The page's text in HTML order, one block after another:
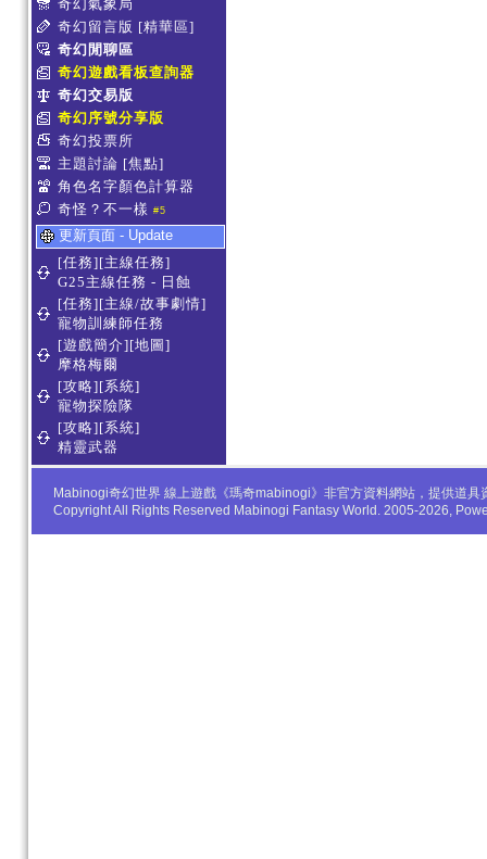
奇幻氣象局
奇幻留言版 [精華區]
奇幻閒聊區
奇幻遊戲看板查詢器
奇幻交易版
奇幻序號分享版
奇幻投票所
主題討論 [焦點]
角色名字顏色計算器
奇怪？不一樣 #5
更新頁面 - Update
[任務][主線任務]
G25主線任務 - 日蝕
[任務][主線/故事劇情]
寵物訓練師任務
[遊戲簡介][地圖]
摩格梅爾
[攻略][系統]
寵物探險隊
[攻略][系統]
精靈武器
Mabinogi奇幻世界 線上遊戲《瑪奇mabinogi》非官方資料網站，提供道
Copyright All Rights Reserved Mabinogi Fantasy World. 2005-2026,